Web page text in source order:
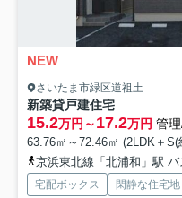
NEW
さいたま市緑区道祖土
新築貸戸建住宅
15.2万円～17.2万円 管
63.76㎡～72.46㎡ (2LDK＋
京浜東北線「北浦和」駅
宅配ボックス 閑静な住宅地